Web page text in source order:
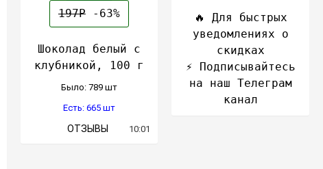
197Р-63%
Шоколад белый с
клубникой, 100 г
Было: 789 шт
Есть: 665 шт
ОТЗЫВЫ 10:01
🔥 Для быстрых
уведомлениях о
скидках
⚡️ Подписывайтесь
на наш Телеграм
канал